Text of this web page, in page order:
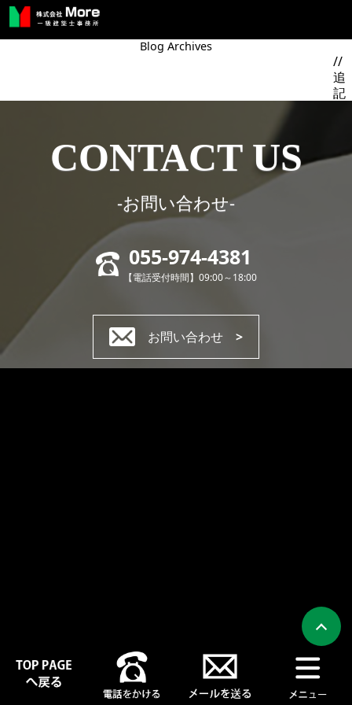
Blog Archives
//
追
記
CONTACT US
-お問い合わせ-
055-974-4381
【電話受付時間】09:00～18:00
お問い合わせ